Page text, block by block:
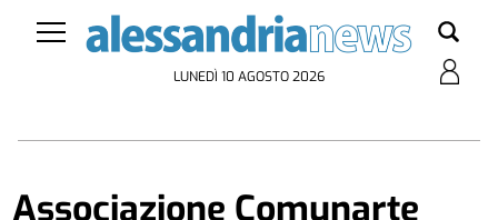
LUNEDÌ 10 AGOSTO 2026
Associazione Comunarte